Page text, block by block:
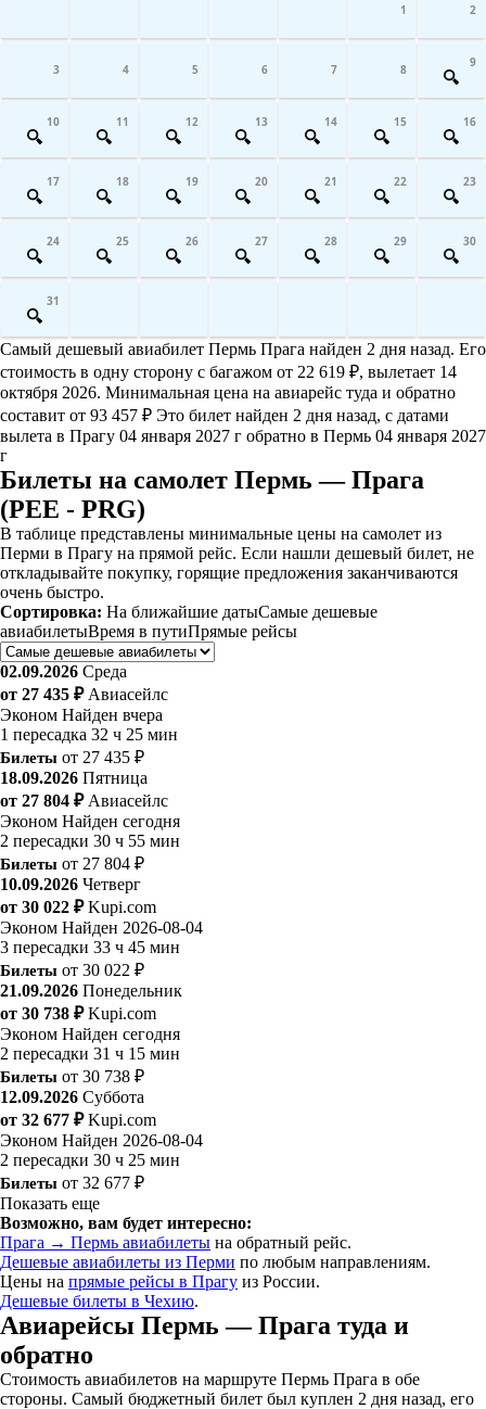
1 2
3 4 5 6 7 8 9
10 11 12 13 14 15 16
17 18 19 20 21 22 23
24 25 26 27 28 29 30
31
Самый дешевый авиабилет Пермь Прага найден 2 дня назад. Его
стоимость в одну сторону с багажом от 22 619 ₽, вылетает 14
октября 2026. Минимальная цена на авиарейс туда и обратно
составит от 93 457 ₽ Это билет найден 2 дня назад, с датами
вылета в Прагу 04 января 2027 г обратно в Пермь 04 января 2027
г
Билеты на самолет Пермь — Прага
(PEE - PRG)
В таблице представлены минимальные цены на самолет из
Перми в Прагу на прямой рейс. Если нашли дешевый билет, не
откладывайте покупку, горящие предложения заканчиваются
очень быстро.
Сортировка: На ближайшие датыСамые дешевые
авиабилетыВремя в путиПрямые рейсы
02.09.2026 Среда
от 27 435 ₽ Авиасейлс
Эконом Найден вчера
1 пересадка 32 ч 25 мин
Билеты от 27 435 ₽
18.09.2026 Пятница
от 27 804 ₽ Авиасейлс
Эконом Найден сегодня
2 пересадки 30 ч 55 мин
Билеты от 27 804 ₽
10.09.2026 Четверг
от 30 022 ₽ Kupi.com
Эконом Найден 2026-08-04
3 пересадки 33 ч 45 мин
Билеты от 30 022 ₽
21.09.2026 Понедельник
от 30 738 ₽ Kupi.com
Эконом Найден сегодня
2 пересадки 31 ч 15 мин
Билеты от 30 738 ₽
12.09.2026 Суббота
от 32 677 ₽ Kupi.com
Эконом Найден 2026-08-04
2 пересадки 30 ч 25 мин
Билеты от 32 677 ₽
Показать еще
Возможно, вам будет интересно:
Прага → Пермь авиабилеты на обратный рейс.
Дешевые авиабилеты из Перми по любым направлениям.
Цены на прямые рейсы в Прагу из России.
Дешевые билеты в Чехию.
Авиарейсы Пермь — Прага туда и
обратно
Стоимость авиабилетов на маршруте Пермь Прага в обе
стороны. Самый бюджетный билет был куплен 2 дня назад, его